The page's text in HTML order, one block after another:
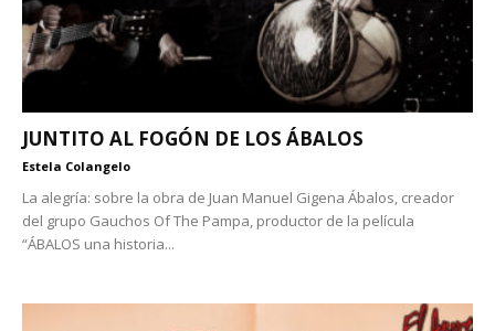
JUNTITO AL FOGÓN DE LOS ÁBALOS
Estela Colangelo
La alegría: sobre la obra de Juan Manuel Gigena Ábalos, creador
del grupo Gauchos Of The Pampa, productor de la película
“ÁBALOS una historia...